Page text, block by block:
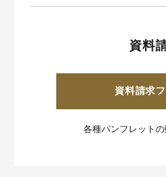
資料
資料請求
各種パンフレット